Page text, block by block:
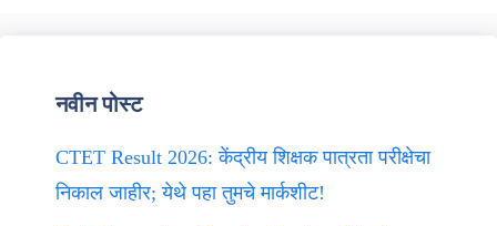
नवीन पोस्ट
CTET Result 2026: केंद्रीय शिक्षक पात्रता परीक्षेचा
निकाल जाहीर; येथे पहा तुमचे मार्कशीट!